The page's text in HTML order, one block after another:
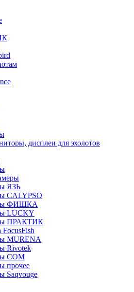
дисплеи для эхолотов
ЯЗЬ
CALYPSO
ФИШКА
LUCKY
ПРАКТИК
MURENA
Rivotek
СОМ
прочее
Saqvouge